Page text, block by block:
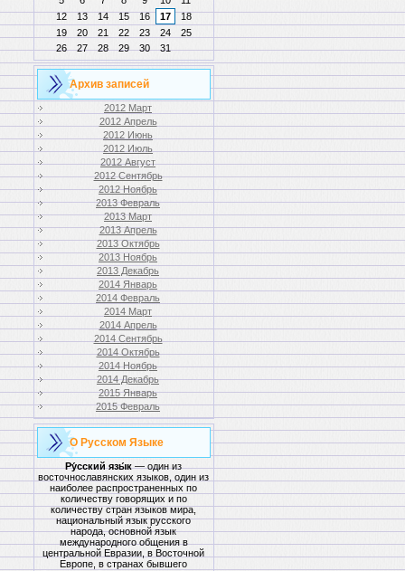
12
13 14 15 16 17
18
19
20 21 22 23 24
25
26
27 28 29 30 31
Архив записей
2012 Март
2012 Апрель
2012 Июнь
2012 Июль
2012 Август
2012 Сентябрь
2012 Ноябрь
2013 Февраль
2013 Март
2013 Апрель
2013 Октябрь
2013 Ноябрь
2013 Декабрь
2014 Январь
2014 Февраль
2014 Март
2014 Апрель
2014 Сентябрь
2014 Октябрь
2014 Ноябрь
2014 Декабрь
2015 Январь
2015 Февраль
О Русском Языке
Ру́сский язы́к— один из
восточнославянских языков, один из
наиболее распространенных по
количеству говорящих и по
количеству стран языков мира,
национальный язык русского
народа, основной язык
международного общения в
центральной Евразии, в Восточной
Европе, в странах бывшего